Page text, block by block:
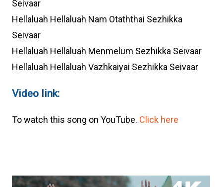
Seivaar
Hellaluah Hellaluah Nam Otaththai Sezhikka
Seivaar
Hellaluah Hellaluah Menmelum Sezhikka Seivaar
Hellaluah Hellaluah Vazhkaiyai Sezhikka Seivaar
Video link:
To watch this song on YouTube. Click here